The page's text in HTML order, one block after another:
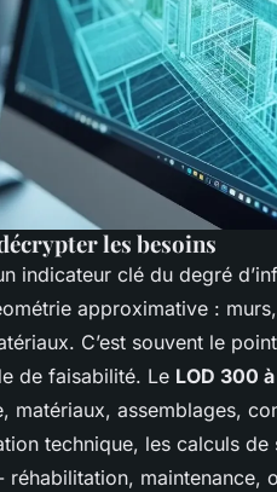
les besoins
indicateur clé du degré
approximative :
C’est souvent le
de faisabilité. Le LOD 300
matériaux, assemblages,
technique, les calculs
maintenance,